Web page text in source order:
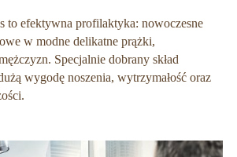
to efektywna profilaktyka: nowoczesne
w modne delikatne prążki,
Specjalnie dobrany skład
wygodę noszenia, wytrzymałość oraz